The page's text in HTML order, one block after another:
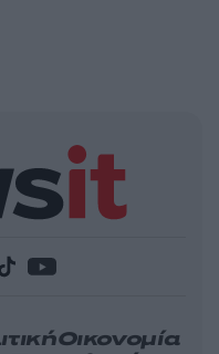
Οικονομία